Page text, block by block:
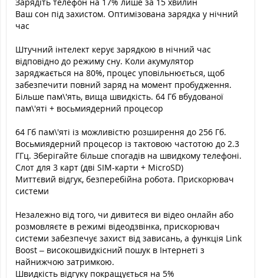
Ваш сон під захистом. Оптимізована зарядка у нічний
час
Штучний інтелект керує зарядкою в нічний час
відповідно до режиму сну. Коли акумулятор
заряджається на 80%, процес уповільнюється, щоб
забезпечити повний заряд на момент пробудження.
Більше пам\'ять, вища швидкість. 64 Гб вбудованої
пам\'яті + восьмиядерний процесор
64 Гб пам\'яті із можливістю розширення до 256 Гб.
Восьмиядерний процесор із тактовою частотою до 2.3
ГГц. Зберігайте більше спогадів на швидкому телефоні.
Слот для 3 карт (дві SIM-карти + MicroSD)
Миттєвий відгук, безперебійна робота. Прискорювач
системи
Незалежно від того, чи дивитеся ви відео онлайн або
розмовляєте в режимі відеодзвінка, прискорювач
системи забезпечує захист від зависань, а функція Link
Boost – високошвидкісний пошук в Інтернеті з
найнижчою затримкою.
Швидкість відгуку покращується на 5%